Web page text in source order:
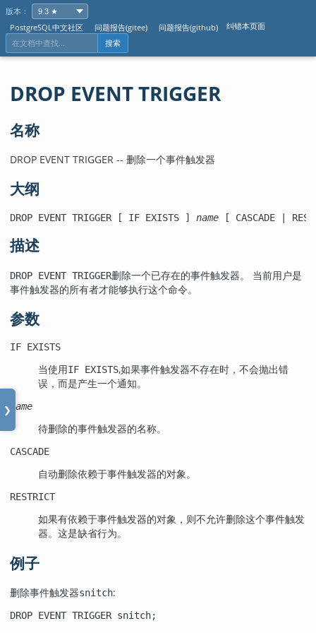
版本：
PostgreSQL中文社区
问题报告(gitee) 问题报告(github) 纠错本页面
搜索
❯
DROP EVENT TRIGGER
名称
DROP EVENT TRIGGER -- 删除一个事件触发器
大纲
DROP EVENT TRIGGER [ IF EXISTS ] name [ CASCADE |
描述
DROP EVENT TRIGGER删除一个已存在的事件触发器。 当前用户是
事件触发器的所有者才能够执行这个命令。
参数
IF EXISTS
当使用IF EXISTS,如果事件触发器不存在时，不会抛出错
误，而是产生一个通知。
name
待删除的事件触发器的名称。
CASCADE
自动删除依赖于事件触发器的对象。
RESTRICT
如果有依赖于事件触发器的对象，则不允许删除这个事件触发
器。这是缺省行为。
例子
删除事件触发器snitch:
DROP EVENT TRIGGER snitch;